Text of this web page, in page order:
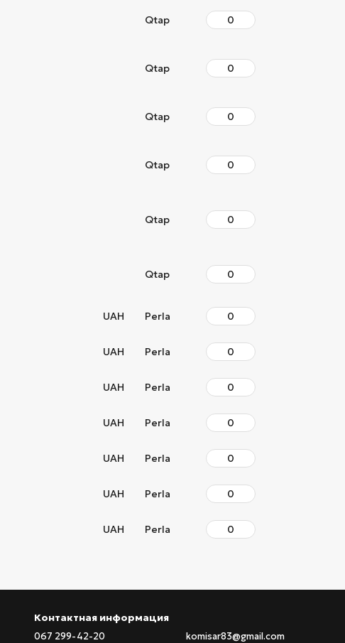
Qtap
Qtap
Qtap
Qtap
Qtap
Qtap
UAH Perla
UAH Perla
UAH Perla
UAH Perla
UAH Perla
UAH Perla
UAH Perla
Контактная информация
067 299-42-20
komisar83@gmail.com